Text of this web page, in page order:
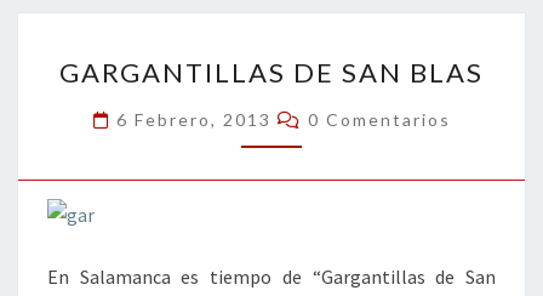
DE
SAN
BLAS
GARGANTILLAS DE SAN BLAS
6 Febrero, 2013 Comentarios
0 Comentarios
En Salamanca es tiempo de “Gargantillas de San